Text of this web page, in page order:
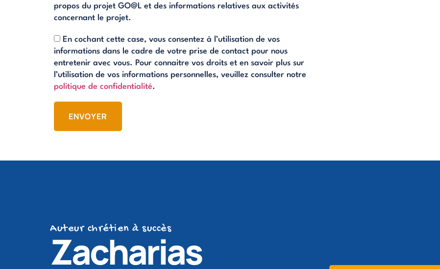
propos du projet GO@L et des informations relatives aux activités
concernant le projet.
En cochant cette case, vous consentez à l’utilisation de vos
informations dans le cadre de votre prise de contact pour nous
entretenir avec vous. Pour connaitre vos droits et en savoir plus sur
l’utilisation de vos informations personnelles, veuillez consulter notre
politique de confidentialité.
ENVOYER
Auteur chrétien à succès
Zacharias